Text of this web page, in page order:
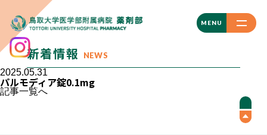
MENU
CLOSE
新着情報 NEWS
2025.05.31
パルモディア錠0.1mg
記事一覧へ